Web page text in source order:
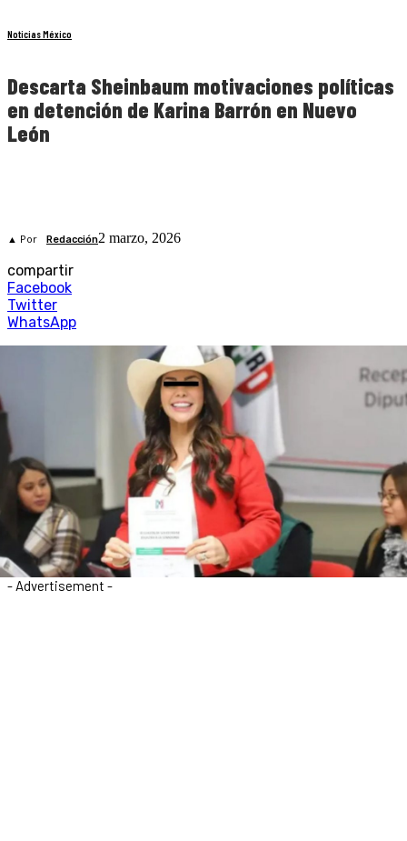
Noticias México
Descarta Sheinbaum motivaciones políticas
en detención de Karina Barrón en Nuevo
León
▲ Por Redacción2 marzo, 2026
compartir
Facebook
Twitter
WhatsApp
- Advertisement -